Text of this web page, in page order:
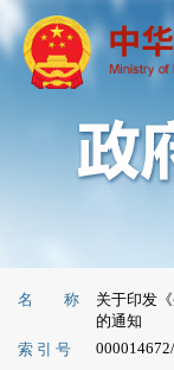
名 称
关于印发
的通知
索 引 号